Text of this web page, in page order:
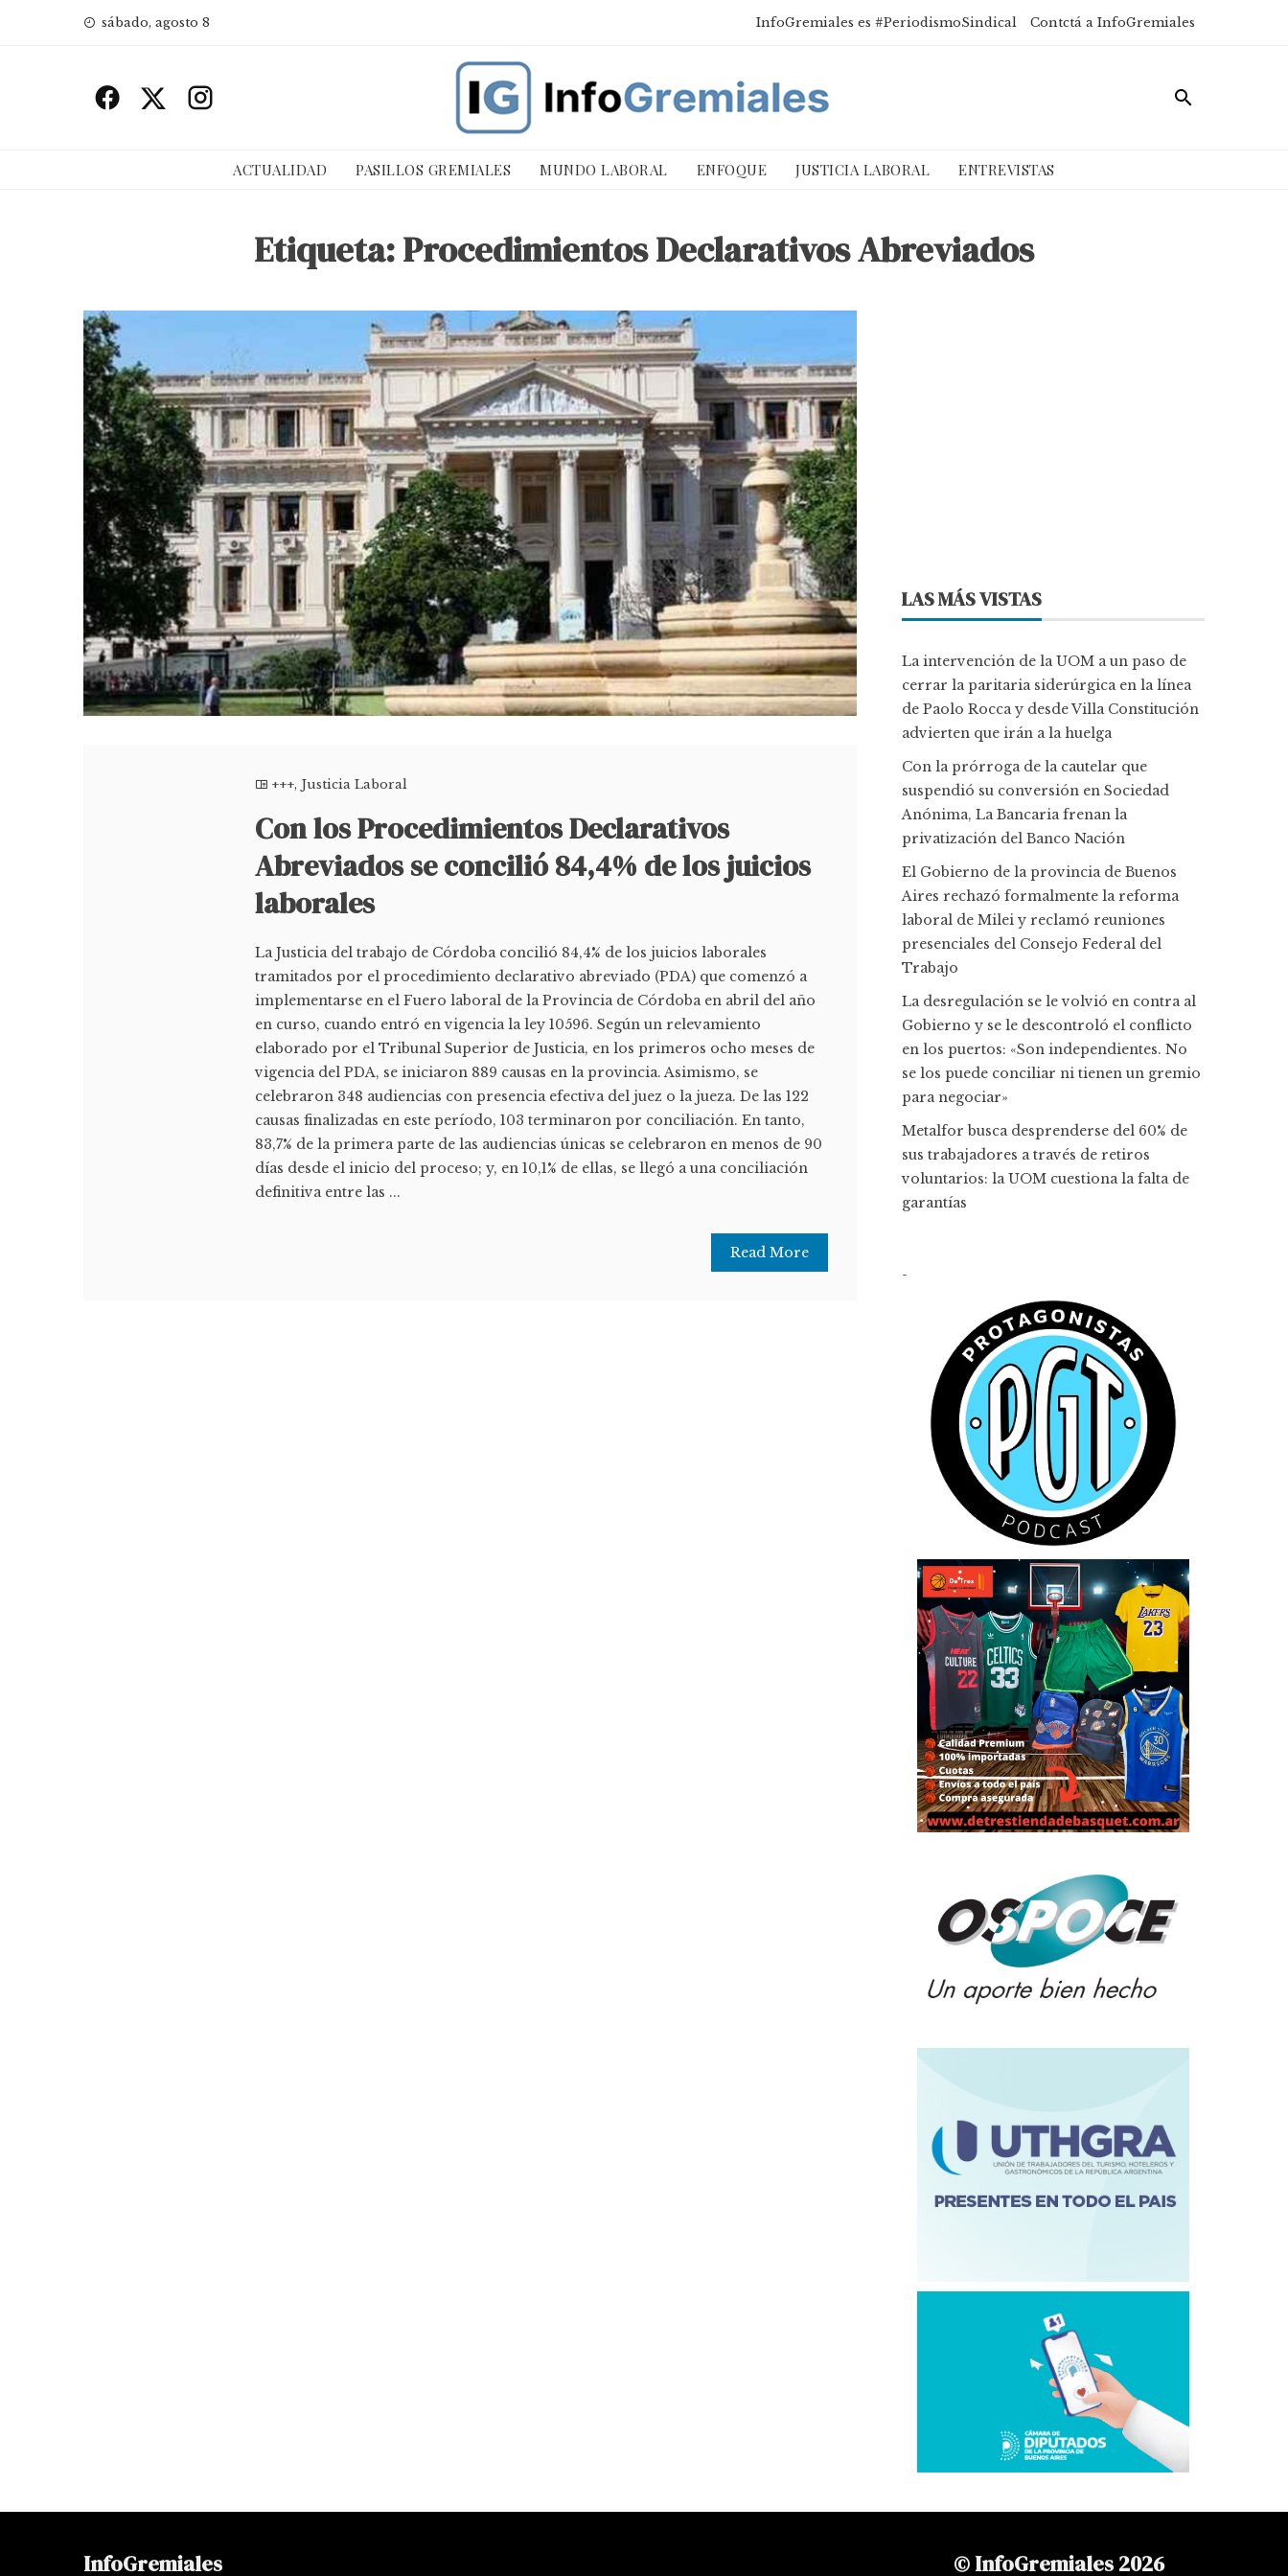
sábado, agosto 8 InfoGremiales es #PeriodismoSindical Contctá a InfoGremiales
ACTUALIDAD PASILLOS GREMIALES MUNDO LABORAL ENFOQUE JUSTICIA LABORAL ENTREVISTAS
Etiqueta:Procedimientos Declarativos Abreviados
+++, Justicia Laboral
Con los Procedimientos Declarativos
Abreviados se concilió 84,4% de los juicios
laborales
La Justicia del trabajo de Córdoba concilió 84,4% de los juicios laborales
tramitados por el procedimiento declarativo abreviado (PDA) que comenzó a
implementarse en el Fuero laboral de la Provincia de Córdoba en abril del año
en curso, cuando entró en vigencia la ley 10596. Según un relevamiento
elaborado por el Tribunal Superior de Justicia, en los primeros ocho meses de
vigencia del PDA, se iniciaron 889 causas en la provincia. Asimismo, se
celebraron 348 audiencias con presencia efectiva del juez o la jueza. De las 122
causas finalizadas en este período, 103 terminaron por conciliación. En tanto,
83,7% de la primera parte de las audiencias únicas se celebraron en menos de 90
días desde el inicio del proceso; y, en 10,1% de ellas, se llegó a una conciliación
definitiva entre las ...
Read More
LAS MÁS VISTAS
La intervención de la UOM a un paso de
cerrar la paritaria siderúrgica en la línea
de Paolo Rocca y desde Villa Constitución
advierten que irán a la huelga
Con la prórroga de la cautelar que
suspendió su conversión en Sociedad
Anónima, La Bancaria frenan la
privatización del Banco Nación
El Gobierno de la provincia de Buenos
Aires rechazó formalmente la reforma
laboral de Milei y reclamó reuniones
presenciales del Consejo Federal del
Trabajo
La desregulación se le volvió en contra al
Gobierno y se le descontroló el conflicto
en los puertos: «Son independientes. No
se los puede conciliar ni tienen un gremio
para negociar»
Metalfor busca desprenderse del 60% de
sus trabajadores a través de retiros
voluntarios: la UOM cuestiona la falta de
garantías
-
InfoGremiales © InfoGremiales 2026